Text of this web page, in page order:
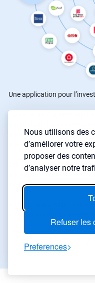
Nous utilisons des
d’améliorer votre
proposer des
d’analyser notre
Refuser les
Preferences
Une application pour
annonces correspondants
où que vous soyez grâce
LyBox met à votre
immobilières qui vous
de 1500 sites immobilier
Trouvez maintenant votre
tout-en-un pour les
Commencer une